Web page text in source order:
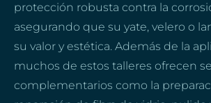
protección robusta contra la
asegurando que su yate, velero o
su valor y estética. Además de la
muchos de estos talleres ofrecen
complementarios como la